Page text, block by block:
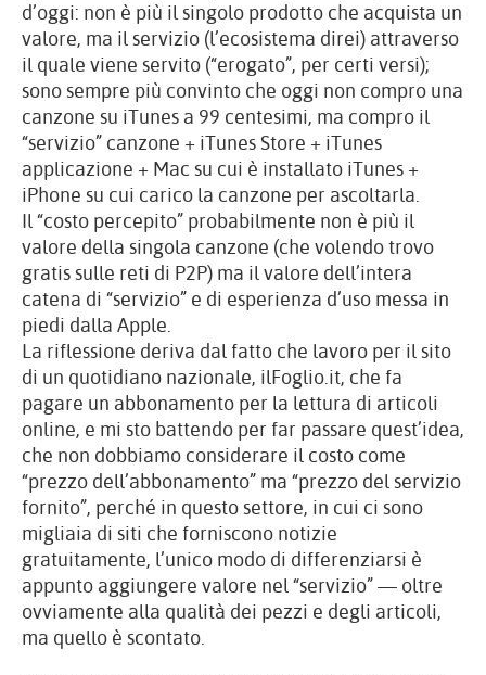
d’oggi: non è più il singolo prodotto che acquista un
valore, ma il servizio (l’ecosistema direi) attraverso
il quale viene servito (“erogato”, per certi versi);
sono sempre più convinto che oggi non compro una
canzone su iTunes a 99 centesimi, ma compro il
“servizio” canzone + iTunes Store + iTunes
applicazione + Mac su cui è installato iTunes +
iPhone su cui carico la canzone per ascoltarla.
Il “costo percepito” probabilmente non è più il
valore della singola canzone (che volendo trovo
gratis sulle reti di P2P) ma il valore dell’intera
catena di “servizio” e di esperienza d’uso messa in
piedi dalla Apple.
La riflessione deriva dal fatto che lavoro per il sito
di un quotidiano nazionale, ilFoglio.it, che fa
pagare un abbonamento per la lettura di articoli
online, e mi sto battendo per far passare quest’idea,
che non dobbiamo considerare il costo come
“prezzo dell’abbonamento” ma “prezzo del servizio
fornito”, perché in questo settore, in cui ci sono
migliaia di siti che forniscono notizie
gratuitamente, l’unico modo di differenziarsi è
appunto aggiungere valore nel “servizio” — oltre
ovviamente alla qualità dei pezzi e degli articoli,
ma quello è scontato.